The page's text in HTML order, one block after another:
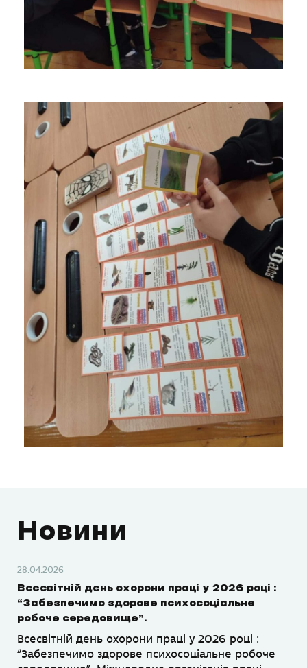
Новини
28.04.2026
Всесвітній день охорони праці у 2026 році :
“Забезпечимо здорове психосоціальне
робоче середовище”.
Всесвітній день охорони праці у 2026 році :
“Забезпечимо здорове психосоціальне робоче